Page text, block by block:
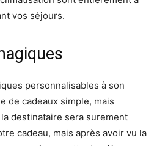
vos séjours.
personnalisables à son
de cadeaux simple, mais
destinataire sera surement
cadeau, mais après avoir vu la